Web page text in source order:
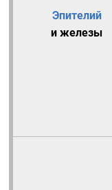
Эпителий
и железы